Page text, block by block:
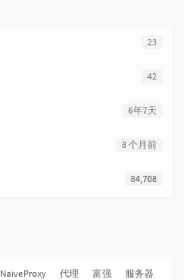
23
42
6年7天
8 个月前
84,708
NaiveProxy 代理 富强
服务器